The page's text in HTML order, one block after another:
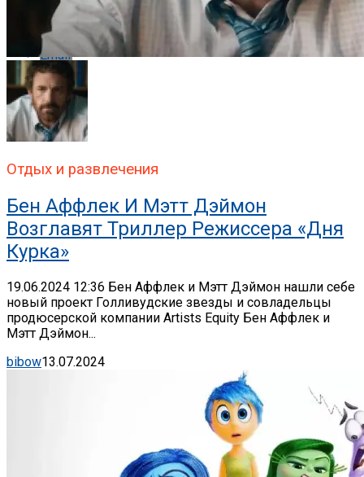
Whatsapp
Email
Отдых и развлечения
Бен Аффлек И Мэтт Дэймон
Возглавят Триллер Режиссера «Дня
Курка»
19.06.2024 12:36 Бен Аффлек и Мэтт Дэймон нашли себе
новый проект Голливудские звезды и совладельцы
продюсерской компании Artists Equity Бен Аффлек и
Мэтт Дэймон...
bibow13.07.2024